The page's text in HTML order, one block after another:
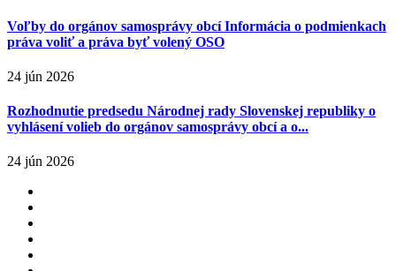
Voľby do orgánov samosprávy obcí Informácia o podmienkach
práva voliť a práva byť volený OSO
24 jún 2026
Rozhodnutie predsedu Národnej rady Slovenskej republiky o
vyhlásení volieb do orgánov samosprávy obcí a o...
24 jún 2026